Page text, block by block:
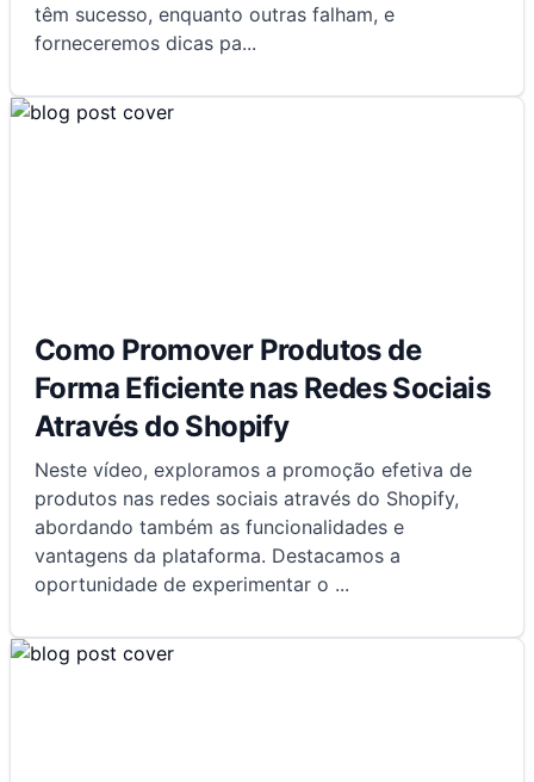
têm sucesso, enquanto outras falham, e
forneceremos dicas pa...
Como Promover Produtos de
Forma Eficiente nas Redes Sociais
Através do Shopify
Neste vídeo, exploramos a promoção efetiva de
produtos nas redes sociais através do Shopify,
abordando também as funcionalidades e
vantagens da plataforma. Destacamos a
oportunidade de experimentar o ...